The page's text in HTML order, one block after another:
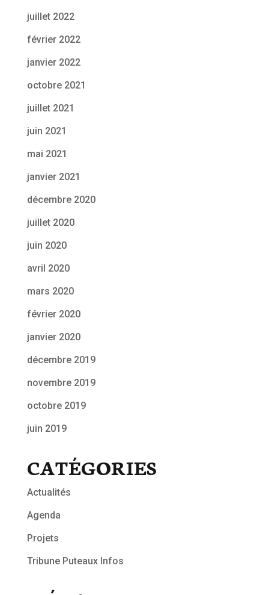
juillet 2022
février 2022
janvier 2022
octobre 2021
juillet 2021
juin 2021
mai 2021
janvier 2021
décembre 2020
juillet 2020
juin 2020
avril 2020
mars 2020
février 2020
janvier 2020
décembre 2019
novembre 2019
octobre 2019
juin 2019
CATÉGORIES
Actualités
Agenda
Projets
Tribune Puteaux Infos